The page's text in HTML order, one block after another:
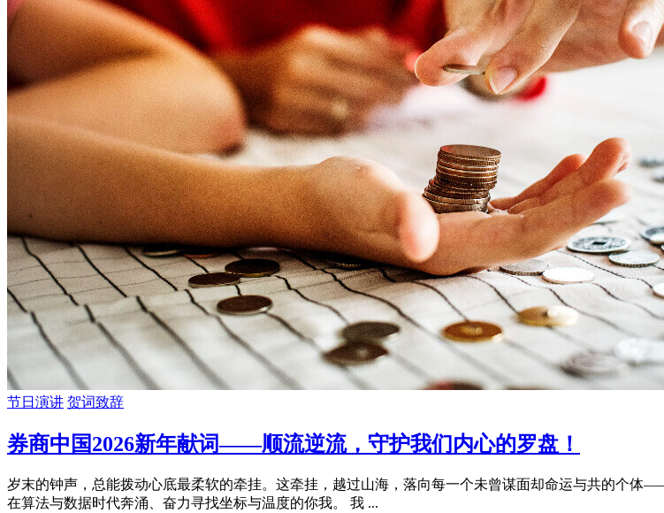
节日演讲 贺词致辞
券商中国2026新年献词——顺流逆流，守护我们内心的罗盘！
岁末的钟声，总能拨动心底最柔软的牵挂。这牵挂，越过山海，落向每一个未曾谋面却命运与共的个
在算法与数据时代奔涌、奋力寻找坐标与温度的你我。 我 ...